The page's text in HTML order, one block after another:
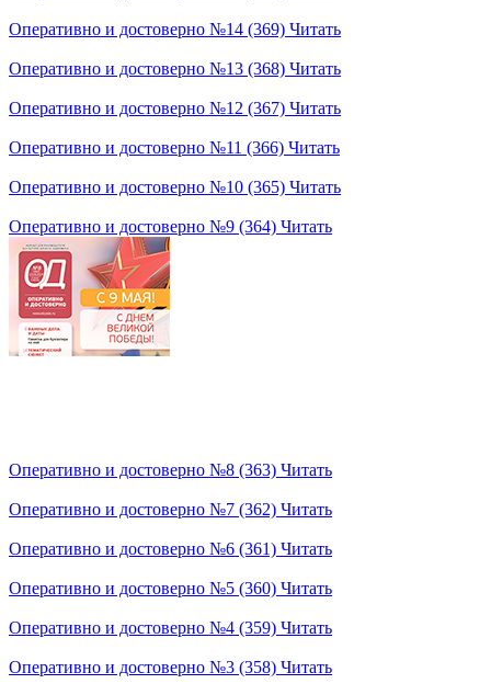
Оперативно и достоверно №14 (369) Читать
Оперативно и достоверно №13 (368) Читать
Оперативно и достоверно №12 (367) Читать
Оперативно и достоверно №11 (366) Читать
Оперативно и достоверно №10 (365) Читать
Оперативно и достоверно №9 (364) Читать
Оперативно и достоверно №8 (363) Читать
Оперативно и достоверно №7 (362) Читать
Оперативно и достоверно №6 (361) Читать
Оперативно и достоверно №5 (360) Читать
Оперативно и достоверно №4 (359) Читать
Оперативно и достоверно №3 (358) Читать